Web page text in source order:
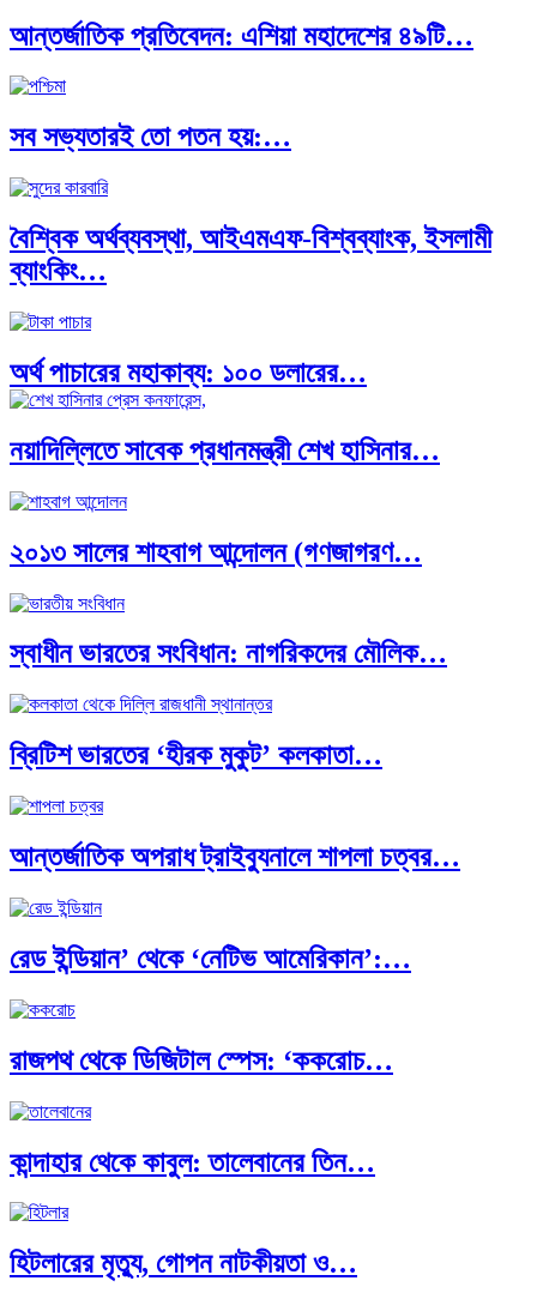
আন্তর্জাতিক প্রতিবেদন: এশিয়া মহাদেশের ৪৯টি…
সব সভ্যতারই তো পতন হয়:…
বৈশ্বিক অর্থব্যবস্থা, আইএমএফ-বিশ্বব্যাংক, ইসলামী
ব্যাংকিং…
অর্থ পাচারের মহাকাব্য: ১০০ ডলারের…
দক্ষিণ এশিয়ায় ‘জেন-জি’ বিপ্লব: বাংলাদেশ,…
বিশেষ ইন-ডেপ্থ রিপোর্ট: ক্রীড়া উৎসবে…
ভারত মহাসাগরের অশ্রু: শ্রীলঙ্কার ২৬…
ক্রূরতা ও ধ্বংসের মহাকাব্য: পৃথিবীর…
ব্রাজিল ও আর্জেন্টিনার কালো অধ্যায়:…
পূর্ব ইউরোপ বনাম তুরস্ক: শত…
পৃথিবীতে বর্তমানে মোট দেশের সংখ্যা…
এশিয়ান সেঞ্চুরির দ্বৈরথ: চীন-ভারতের বৈশ্বিক…
পাকিস্তান, চীন ও বাংলাদেশ: তিন…
নয়াদিল্লিতে সাবেক প্রধানমন্ত্রী শেখ হাসিনার…
২০১৩ সালের শাহবাগ আন্দোলন (গণজাগরণ…
স্বাধীন ভারতের সংবিধান: নাগরিকদের মৌলিক…
ব্রিটিশ ভারতের ‘হীরক মুকুট’ কলকাতা…
আন্তর্জাতিক অপরাধ ট্রাইব্যুনালে শাপলা চত্বর…
রেড ইন্ডিয়ান’ থেকে ‘নেটিভ আমেরিকান’:…
রাজপথ থেকে ডিজিটাল স্পেস: ‘ককরোচ…
কান্দাহার থেকে কাবুল: তালেবানের তিন…
হিটলারের মৃত্যু, গোপন নাটকীয়তা ও…